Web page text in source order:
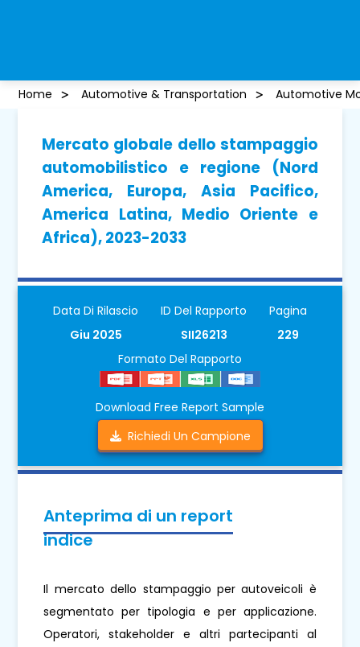
Home Automotive & Transportation Automotive
Mercato globale dello stampaggio
automobilistico e regione (Nord
America, Europa, Asia Pacifico,
America Latina, Medio Oriente e
Africa), 2023-2033
Data Di Rilascio
Giu 2025
ID Del Rapporto
SII26213
Pagina
229
Formato Del Rapporto
Download Free Report Sample
Richiedi Un Campione
Anteprima di un report
indice
Il mercato dello stampaggio per autoveicoli è
segmentato per tipologia e per applicazione.
Operatori, stakeholder e altri partecipanti al